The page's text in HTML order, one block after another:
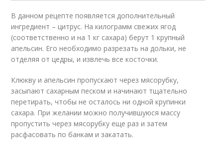
В данном рецепте появляется дополнительный
ингредиент – цитрус. На килограмм свежих ягод
(соответственно и на 1 кг сахара) берут 1 крупный
апельсин. Его необходимо разрезать на дольки, не
отделяя от цедры, и извлечь все косточки.
Клюкву и апельсин пропускают через мясорубку,
засыпают сахарным песком и начинают тщательно
перетирать, чтобы не осталось ни одной крупинки
сахара. При желании можно получившуюся массу
пропустить через мясорубку еще раз и затем
расфасовать по банкам и закатать.